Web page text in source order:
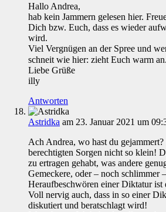
Hallo Andrea,
hab kein Jammern gelesen hier.
Dich bzw. Euch, dass es wieder
wird.
Viel Vergnügen an der Spree und
schneit wie hier: zieht Euch warm
Liebe Grüße
illy
Antworten
Astridka am 23. Januar 2021 um
Ach Andrea, wo hast du
berechtigten Sorgen nicht so klein!
zu ertragen gehabt, was andere
Gemeckere, oder – noch schlimmer
Heraufbeschwören einer Diktatur
Voll nervig auch, dass in so einer
diskutiert und beratschlagt wird!